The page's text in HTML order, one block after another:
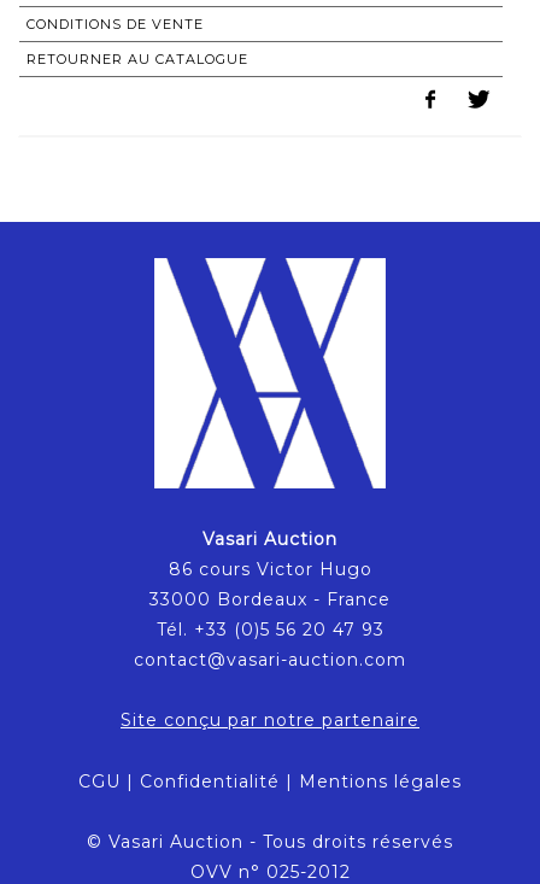
CONDITIONS DE VENTE
RETOURNER AU CATALOGUE
Vasari Auction
86 cours Victor Hugo
33000 Bordeaux - France
Tél. +33 (0)5 56 20 47 93
contact@vasari-auction.com
Site conçu par notre partenaire
CGU | Confidentialité | Mentions légales
© Vasari Auction - Tous droits réservés
OVV n° 025-2012